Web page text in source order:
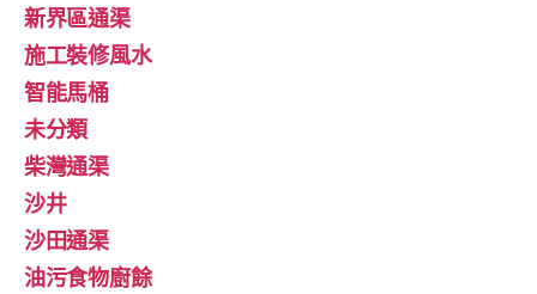
新界區通渠
施工裝修風水
智能馬桶
未分類
柴灣通渠
沙井
沙田通渠
油污食物廚餘